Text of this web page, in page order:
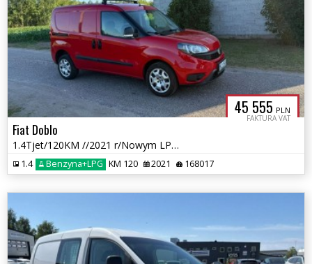
45 555 PLN
FAKTURA VAT
Fiat Doblo
1.4Tjet/120KM //2021 r/Nowym LPG /przebieg 168 tys km
1.4 Benzyna+LPG KM 120 2021 168017